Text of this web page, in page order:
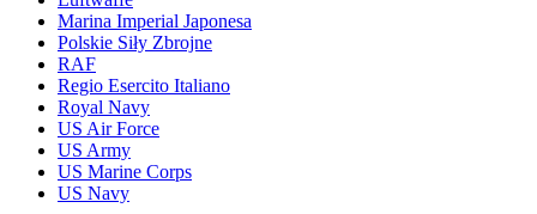
Marina Imperial Japonesa
Polskie Siły Zbrojne
RAF
Regio Esercito Italiano
Royal Navy
US Air Force
US Army
US Marine Corps
US Navy